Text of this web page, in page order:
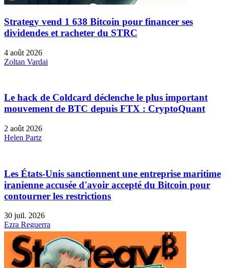
Strategy vend 1 638 Bitcoin pour financer ses
dividendes et racheter du STRC
4 août 2026
Zoltan Vardai
Le hack de Coldcard déclenche le plus important
mouvement de BTC depuis FTX : CryptoQuant
2 août 2026
Helen Partz
Les États-Unis sanctionnent une entreprise maritime
iranienne accusée d'avoir accepté du Bitcoin pour
contourner les restrictions
30 juil. 2026
Ezra Reguerra